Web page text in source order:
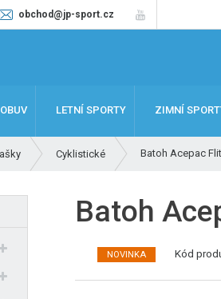
obchod@jp-sport.cz
LETNÍ SPORTY ZIMNÍ
Cyklistické Batoh Acepac
Batoh
NOVINKA Kód